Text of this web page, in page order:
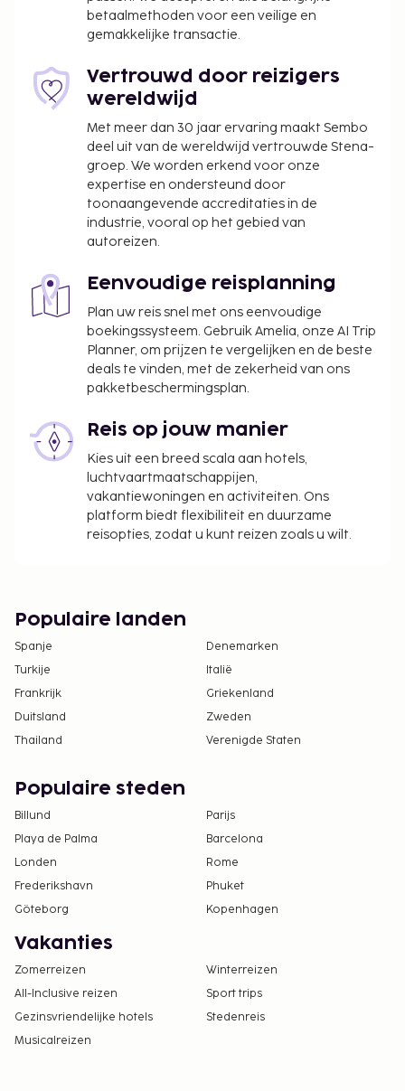
Borgsom: BRL 245 per accommodatie, per
verblijf
We hebben alle kosten vermeld die de
accommodatie aan ons heeft doorgegeven.
Ouders of wettelijke voogden die reizen met
kinderen van jonger dan 18 jaar dienen bij het
inchecken de geboorteakte en een
identiteitsbewijs met foto (bijvoorbeeld een
paspoort) te overhandigen. Als er bij
internationale reizen naar Brazilië slechts één
of zij, naast de geboorteakte en een
identiteitsbewijs met foto, een notarieel
bekrachtigde brief te overhandigen waarin
toestemming gegeven wordt door de andere
ouder. Als de ouders of de wettelijke voogd niet
in staat of niet bereid zijn om deze
juridische toestemming nodig. Mensen die met
kinderen naar Brazilië reizen dienen voor
vertrek met het Braziliaanse consulaat te
overleggen voor meer informatie.
betaalmethoden voor een veilige en
gemakkelijke transactie.
Vertrouwd door reizigers
wereldwijd
Met meer dan 30 jaar ervaring maakt Sembo
deel uit van de wereldwijd vertrouwde Stena-
groep. We worden erkend voor onze
expertise en ondersteund door
toonaangevende accreditaties in de
industrie, vooral op het gebied van
autoreizen.
Eenvoudige reisplanning
Plan uw reis snel met ons eenvoudige
boekingssysteem. Gebruik Amelia, onze AI Trip
Planner, om prijzen te vergelijken en de beste
deals te vinden, met de zekerheid van ons
pakketbeschermingsplan.
Reis op jouw manier
Kies uit een breed scala aan hotels,
luchtvaartmaatschappijen,
vakantiewoningen en activiteiten. Ons
platform biedt flexibiliteit en duurzame
reisopties, zodat u kunt reizen zoals u wilt.
Populaire landen
Spanje
Denemarken
Turkije
Italië
Frankrijk
Griekenland
Duitsland
Zweden
Thailand
Verenigde Staten
Populaire steden
Billund
Parijs
Playa de Palma
Barcelona
Londen
Rome
Frederikshavn
Phuket
Göteborg
Kopenhagen
Vakanties
Zomerreizen
Winterreizen
All-Inclusive reizen
Sport trips
Gezinsvriendelijke hotels
Stedenreis
Musicalreizen